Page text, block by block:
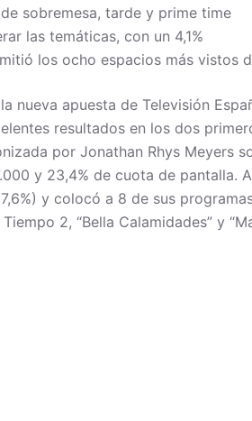
sobremesa, tarde y prime time
las temáticas, con un 4,1%
los ocho espacios más vistos
la nueva apuesta de Televisión
resultados en los dos
por Jonathan Rhys Meyers
y 23,4% de cuota de pantalla.
y colocó a 8 de sus
2, “Bella Calamidades” y